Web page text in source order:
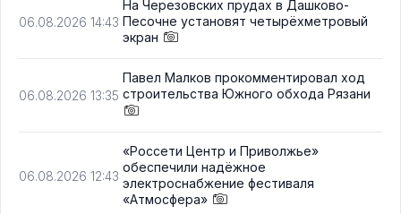
06.08.2026 14:43
На Черезовских прудах в Дашково-
Песочне установят четырёхметровый
экран
06.08.2026 13:35
Павел Малков прокомментировал ход
строительства Южного обхода Рязани
06.08.2026 12:43
«Россети Центр и Приволжье»
обеспечили надёжное
электроснабжение фестиваля
«Атмосфера»